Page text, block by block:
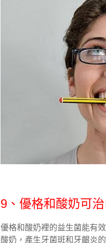
9、優格和酸奶可
優格和酸奶裡的益生菌能有
酸奶，產生牙菌斑和牙齦炎